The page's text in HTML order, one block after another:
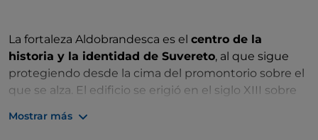
La fortaleza Aldobrandesca es el centro de la
historia y la identidad de Suvereto, al que sigue
protegiendo desde la cima del promontorio sobre el
que se alza. El edificio se erigió en el siglo XIII sobre
Mostrar más